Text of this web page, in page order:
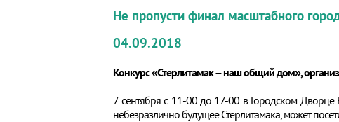
Не пропусти финал масштабного
04.09.2018
Конкурс «Стерлитамак – наш общий дом»,
7 сентября с 11-00 до 17-00 в Городском Дворце
небезразлично будущее Стерлитамака, может